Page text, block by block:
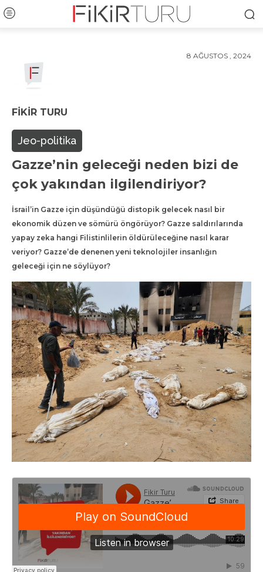
8 AĞUSTOS , 2024
FIKIR TURU
Jeo-politika
Gazze’nin geleceği neden bizi de
çok yakından ilgilendiriyor?
İsrail’in Gazze için düşündüğü distopik gelecek nasıl bir
ekonomik düzen ve sömürü öngörüyor? Gazze saldırılarında
yapay zeka hangi Filistinlilerin öldürüleceğine nasıl karar
veriyor? Gazze’de denenen yeni teknolojiler insanlığın
geleceği için ne söylüyor?